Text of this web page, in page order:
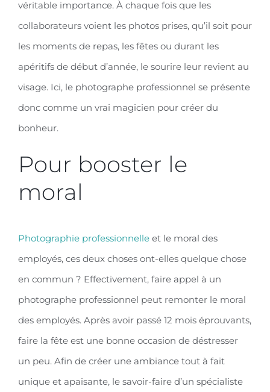
véritable importance. À chaque fois que les
collaborateurs voient les photos prises, qu’il soit pour
les moments de repas, les fêtes ou durant les
apéritifs de début d’année, le sourire leur revient au
visage. Ici, le photographe professionnel se présente
donc comme un vrai magicien pour créer du
bonheur.
Pour booster le
moral
Photographie professionnelleet le moral des
employés, ces deux choses ont-elles quelque chose
en commun ? Effectivement, faire appel à un
photographe professionnel peut remonter le moral
des employés. Après avoir passé 12 mois éprouvants,
faire la fête est une bonne occasion de déstresser
un peu. Afin de créer une ambiance tout à fait
unique et apaisante, le savoir-faire d’un spécialiste